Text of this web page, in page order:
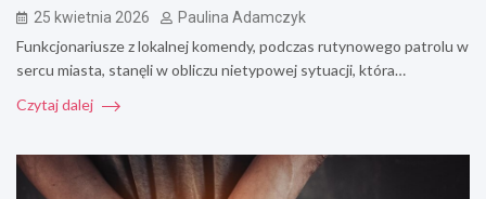
25 kwietnia 2026 Paulina Adamczyk
Funkcjonariusze z lokalnej komendy, podczas rutynowego patrolu w
sercu miasta, stanęli w obliczu nietypowej sytuacji, która…
Czytaj dalej